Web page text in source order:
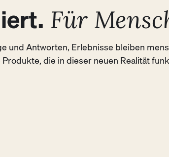
Für
und Antworten, Erlebnisse bleiben
die in dieser neuen Realität